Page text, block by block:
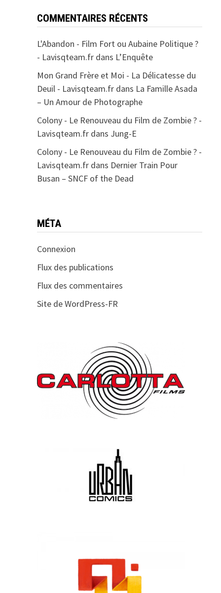
COMMENTAIRES RÉCENTS
L'Abandon - Film Fort ou Aubaine Politique ?
- Lavisqteam.frdans L’Enquête
Mon Grand Frère et Moi - La Délicatesse du
Deuil - Lavisqteam.frdans La Famille Asada
– Un Amour de Photographe
Colony - Le Renouveau du Film de Zombie ? -
Lavisqteam.frdans Jung-E
Colony - Le Renouveau du Film de Zombie ? -
Lavisqteam.frdans Dernier Train Pour
Busan – SNCF of the Dead
MÉTA
Connexion
Flux des publications
Flux des commentaires
Site de WordPress-FR